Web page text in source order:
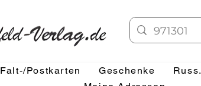
Falt-/Postkarten Geschenke